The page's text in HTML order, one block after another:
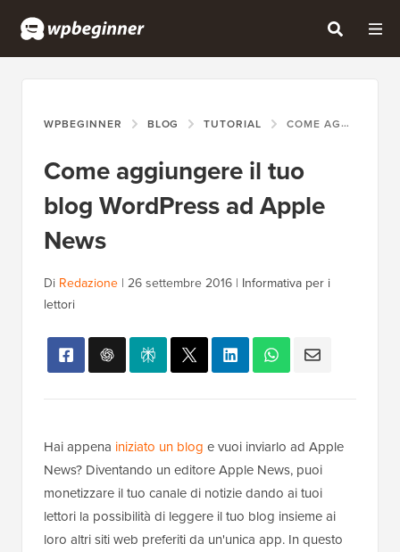
WPBEGINNER BLOG TUTORIAL COME AGGIUNGERE IL TUO BLOG WORDPRESS AD APPLE NEWS
Come aggiungere il tuo
blog WordPress ad Apple
News
Di Redazione | 26 settembre 2016 | Informativa per i
lettori
Hai appena iniziato un blog e vuoi inviarlo ad Apple
News? Diventando un editore Apple News, puoi
monetizzare il tuo canale di notizie dando ai tuoi
lettori la possibilità di leggere il tuo blog insieme ai
loro altri siti web preferiti da un'unica app. In questo